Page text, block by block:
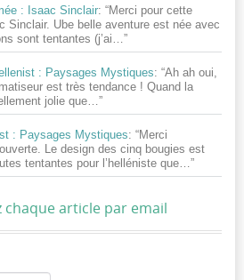
: Isaac Sinclair: “Merci pour cette
Sinclair. Ube belle aventure est née avec
sont tentantes (j’ai… ”
: Paysages Mystiques: “Ah ah oui,
est très tendance ! Quand la
jolie que… ”
: Paysages Mystiques: “Merci
Le design des cinq bougies est
tentantes pour l’helléniste que…”
chaque article par email